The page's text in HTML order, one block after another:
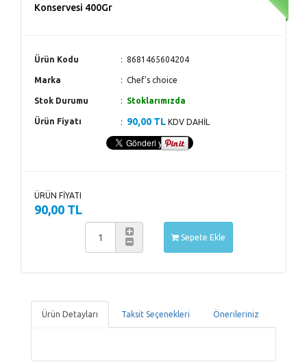
Konservesi 400Gr
Ürün Kodu 8681465604204
Marka Chef's choice
Stok Durumu Stoklarımızda
Ürün Fiyatı 90,00 TL KDV DAHİL
ÜRÜN FİYATI
90,00 TL
Sepete Ekle
Ürün Detayları Taksit Seçenekleri Önerileriniz